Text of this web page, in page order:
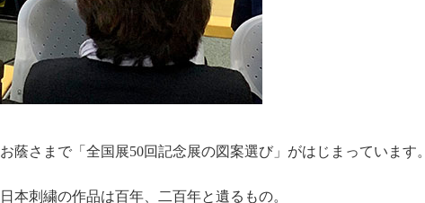
お蔭さまで「全国展50回記念展の図案選び」がはじまっています。
日本刺繍の作品は百年、二百年と遺るもの。